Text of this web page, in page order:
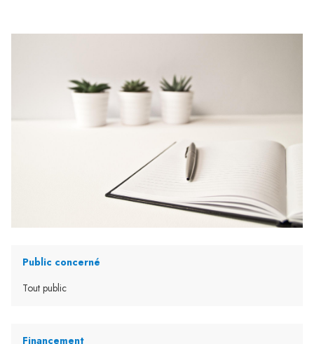
Public concerné
Tout public
Financement